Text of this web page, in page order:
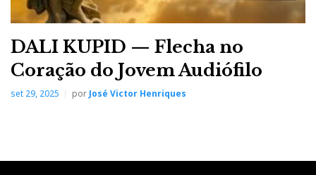
DALI KUPID — Flecha no
Coração do Jovem Audiófilo
set 29, 2025 porJosé Victor Henriques